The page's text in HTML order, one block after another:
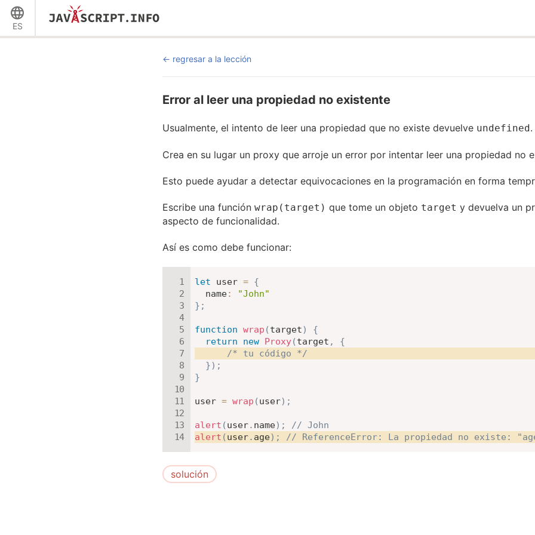
ES
regresar a la lección
Error al leer una propiedad no existente
Usualmente, el intento de leer una propiedad que no existe devuelve undefined.
Crea en su lugar un proxy que arroje un error por intentar leer una propiedad no
Esto puede ayudar a detectar equivocaciones en la programación en forma
Escribe una función wrap(target) que tome un objeto target y devuelva un
aspecto de funcionalidad.
Así es como debe funcionar:
let user = {
name:
"John"
} ;
function wrap (target)
{
return
new Proxy(target ,
{
/* tu código */
}) ;
}
user = wrap (user) ;
alert (user. name) ;
// John
alert (user. age) ; // ReferenceError: La propiedad no existe:
solución